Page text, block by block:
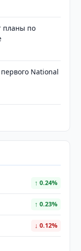
планы по
National
↑ 0.24%
↑ 0.23%
↓ 0.12%